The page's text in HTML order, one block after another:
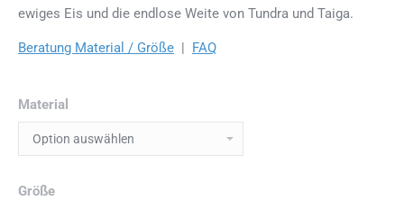
ewiges Eis und die endlose Weite von Tundra und Taiga.
Beratung Material / Größe | FAQ
Material
Größe